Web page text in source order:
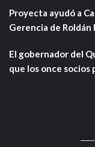
Proyecta ayudó a
Gerencia de Roldán
El gobernador del
que los once